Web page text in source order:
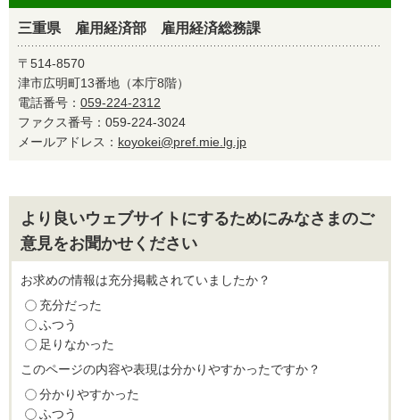
三重県 雇用経済部 雇用経済総務課
〒514-8570
津市広明町13番地（本庁8階）
電話番号： 059-224-2312
ファクス番号：059-224-3024
メールアドレス： koyokei@pref.mie.lg.jp
より良いウェブサイトにするためにみなさまのご
意見をお聞かせください
お求めの情報は充分掲載されていましたか？
充分だった
ふつう
足りなかった
このページの内容や表現は分かりやすかったですか？
分かりやすかった
ふつう